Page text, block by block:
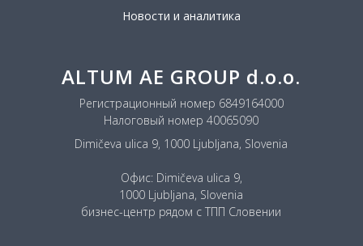
Новости и аналитика
ALTUM AE GROUP d.o.o.
Регистрационный номер 6849164000
Налоговый номер 40065090
Dimičeva ulica 9, 1000 Ljubljana, Slovenia
Офис: Dimičeva ulica 9,
1000 Ljubljana, Slovenia
бизнес-центр рядом с ТПП Словении